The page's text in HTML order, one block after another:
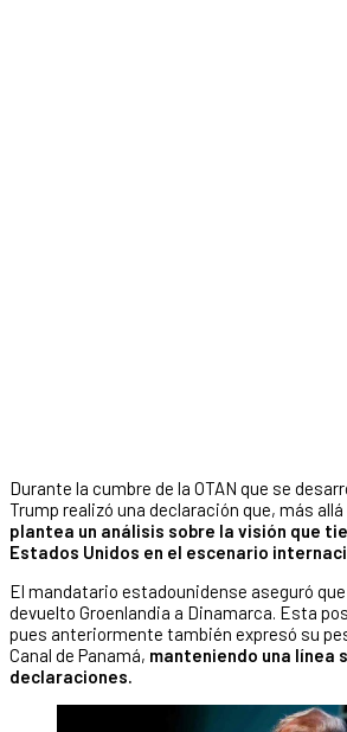
Durante la cumbre de la OTAN que se
Trump realizó una declaración que, más
plantea un análisis sobre la visión que
Estados Unidos en el escenario
El mandatario estadounidense aseguró
devuelto Groenlandia a Dinamarca. Esta
pues anteriormente también expresó su
Canal de Panamá, manteniendo una línea
declaraciones.